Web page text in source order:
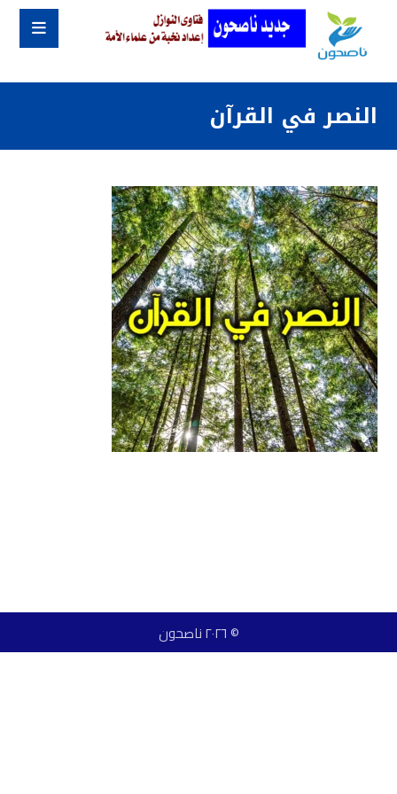
النصر في القرآن
© ٢٠٢٦ ناصحون